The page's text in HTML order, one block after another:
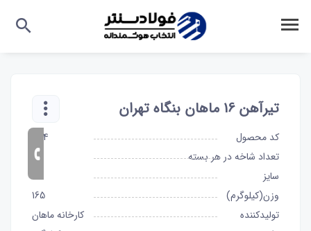
تیرآهن 16 ماهان بنگاه تهران
کد محصول
844
تعداد شاخه در هر بسته
21
سایز
16
وزن(کیلوگرم)
165
تولیدکننده
کارخانه ماهان